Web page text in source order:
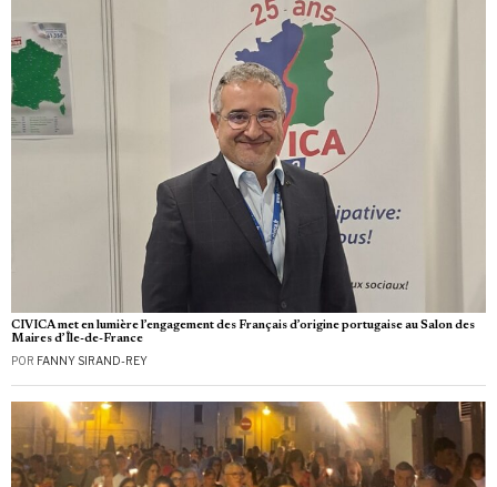
CIVICA met en lumière l’engagement des Français d’origine portugaise au Salon des
Maires d’Île-de-France
POR FANNY SIRAND-REY